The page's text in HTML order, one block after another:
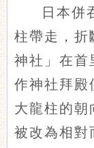
日本併
柱帶走，折
神社」在首
作神社拜殿
大龍柱的朝
被改為相對